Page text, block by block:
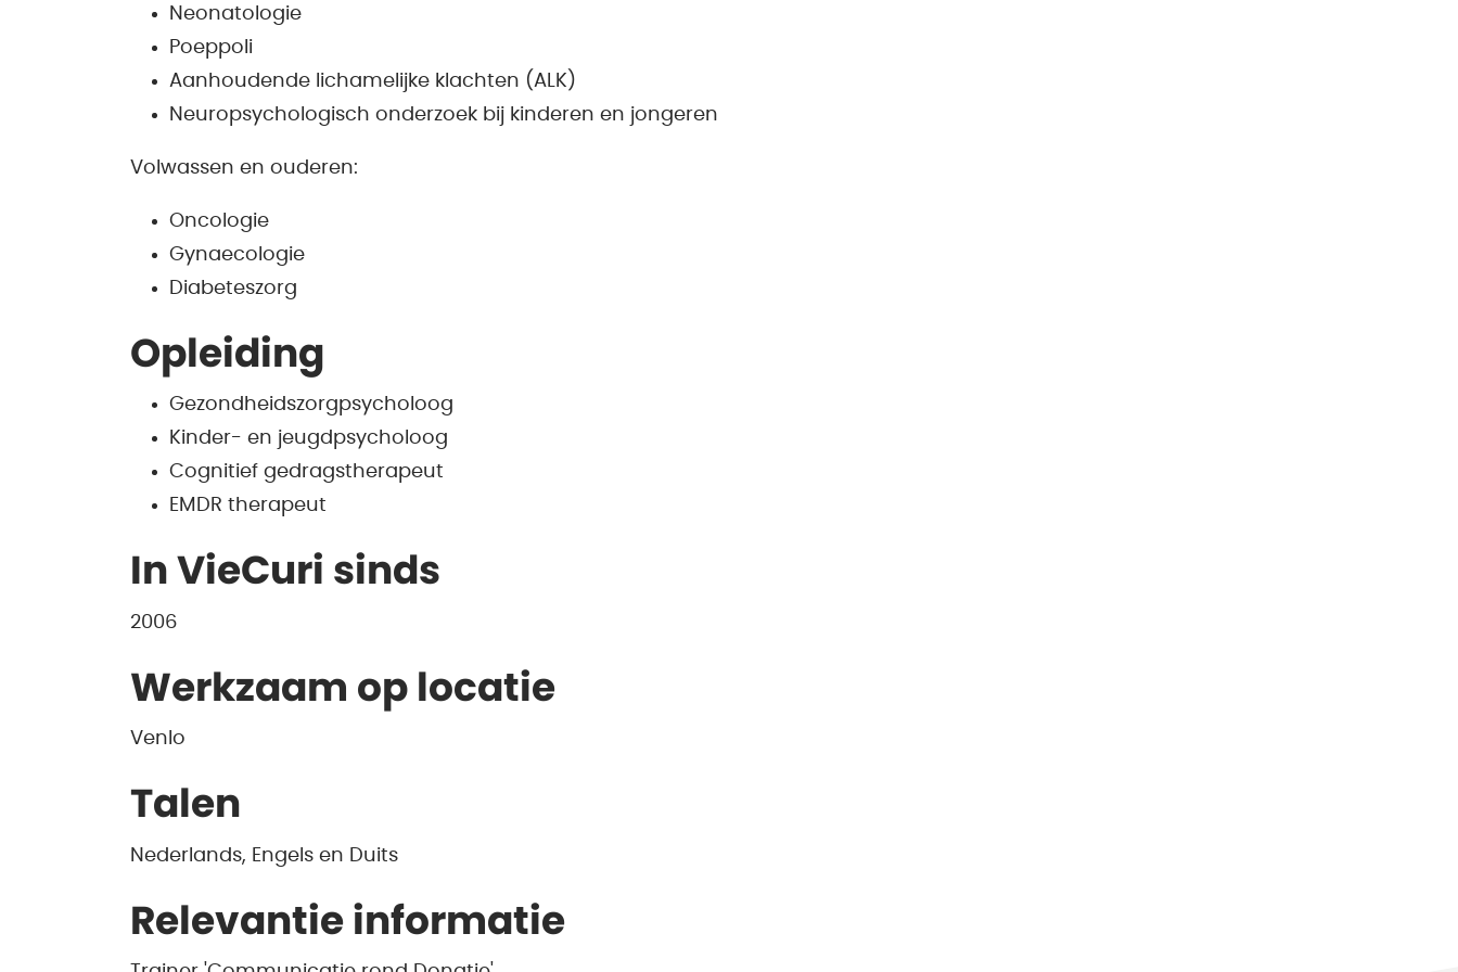
Neonatologie
Poeppoli
Aanhoudende lichamelijke klachten (ALK)
Neuropsychologisch onderzoek bij kinderen en jongeren
Volwassen en ouderen:
Oncologie
Gynaecologie
Diabeteszorg
Opleiding
Gezondheidszorgpsycholoog
Kinder- en jeugdpsycholoog
Cognitief gedragstherapeut
EMDR therapeut
In VieCuri sinds
2006
Werkzaam op locatie
Venlo
Talen
Nederlands, Engels en Duits
Relevantie informatie